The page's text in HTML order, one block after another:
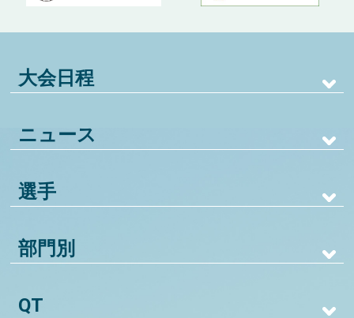
大会日程
ニュース
選手
部門別
QT